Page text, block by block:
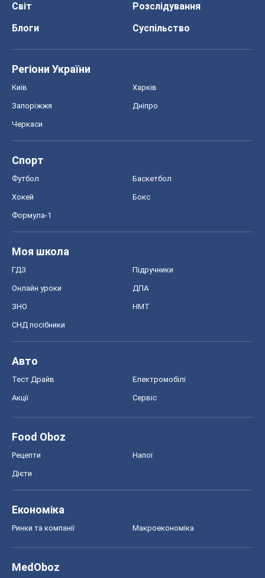
Світ
Розслідування
Блоги
Суспільство
Регіони України
Київ Харків
Запоріжжя Дніпро
Черкаси
Спорт
Футбол Баскетбол
Хокей Бокс
Формула-1
Моя школа
ГДЗ Підручники
Онлайн уроки ДПА
ЗНО НМТ
СНД посібники
Авто
Тест Драйв Електромобілі
Акції Сервіс
Food Oboz
Рецепти Напої
Дієти
Економіка
Ринки та компанії Макроекономіка
MedOboz